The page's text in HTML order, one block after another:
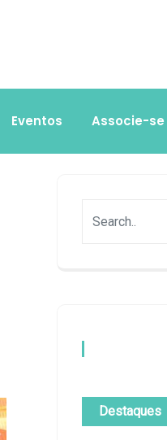
Eventos Associe-se
Destaques